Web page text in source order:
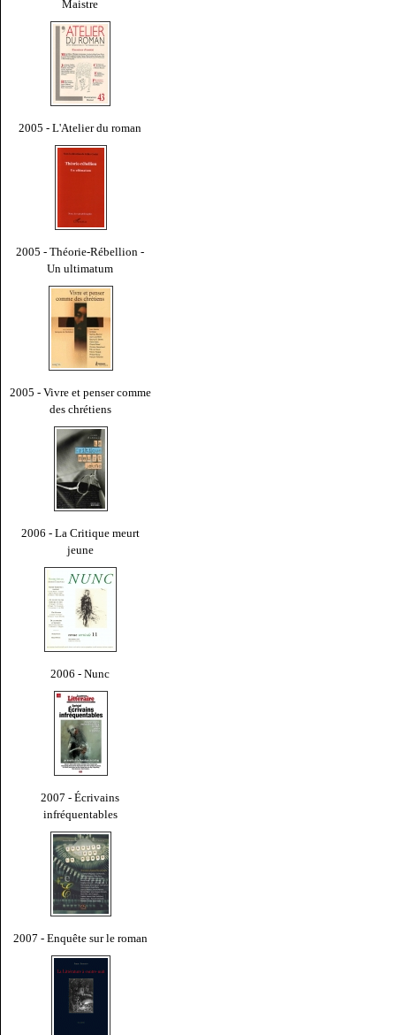
Maistre
2005 - L'Atelier du roman
2005 - Théorie-Rébellion -
Un ultimatum
2005 - Vivre et penser comme
des chrétiens
2006 - La Critique meurt
jeune
2006 - Nunc
2007 - Écrivains
infréquentables
2007 - Enquête sur le roman